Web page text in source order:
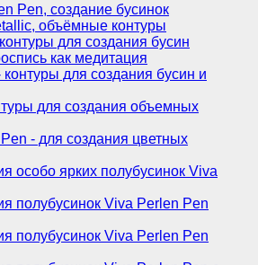
Pen, создание бусинок
объёмные контуры
для создания бусин
как медитация
для создания бусин и
для создания объемных
- для создания цветных
особо ярких полубусинок Viva
полубусинок Viva Perlen Pen
полубусинок Viva Perlen Pen